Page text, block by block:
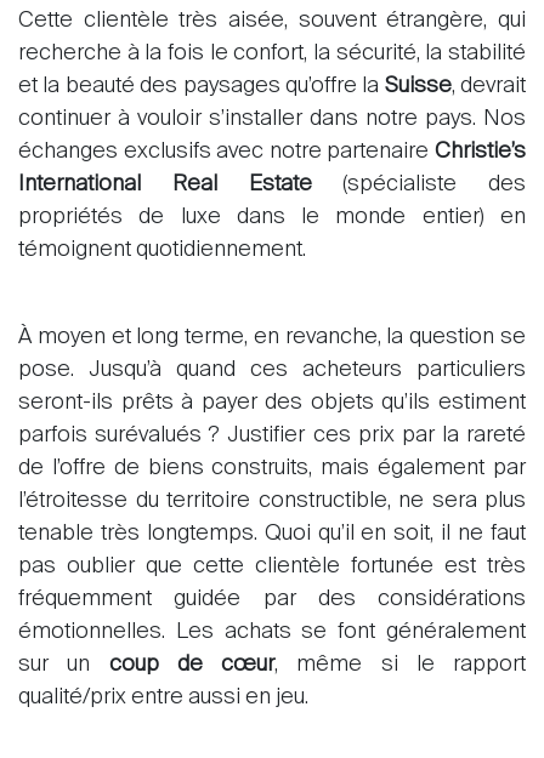
Cette clientèle très aisée, souvent étrangère, qui
recherche à la fois le confort, la sécurité, la stabilité
et la beauté des paysages qu’offre la Suisse, devrait
continuer à vouloir s’installer dans notre pays. Nos
échanges exclusifs avec notre partenaire Christie’s
International Real Estate(spécialiste des
propriétés de luxe dans le monde entier) en
témoignent quotidiennement.
À moyen et long terme, en revanche, la question se
pose. Jusqu’à quand ces acheteurs particuliers
seront-ils prêts à payer des objets qu’ils estiment
parfois surévalués ? Justifier ces prix par la rareté
de l’offre de biens construits, mais également par
l’étroitesse du territoire constructible, ne sera plus
tenable très longtemps. Quoi qu’il en soit, il ne faut
pas oublier que cette clientèle fortunée est très
fréquemment guidée par des considérations
émotionnelles. Les achats se font généralement
sur un coup de cœur, même si le rapport
qualité/prix entre aussi en jeu.